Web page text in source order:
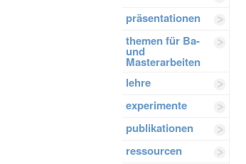
präsentationen
themen für Ba-
und
Masterarbeiten
lehre
experimente
publikationen
ressourcen